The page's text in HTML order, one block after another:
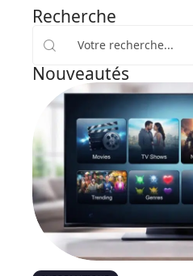
Recherche
Nouveautés